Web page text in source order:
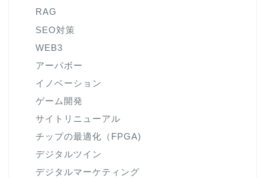
RAG
SEO対策
WEB3
アーパボー
イノベーション
ゲーム開発
サイトリニューアル
チップの最適化（FPGA)
デジタルツイン
デジタルマーケティング